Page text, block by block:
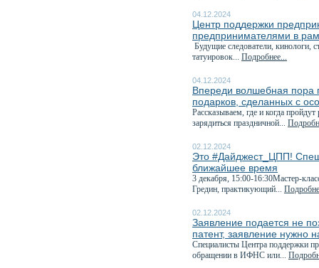
04.12.2024
Центр поддержки
предпринимателями в
Будущие следователи, кинологи,
татуировок... Подробнее...
04.12.2024
Впереди волшебная пора
подарков, сделанных с
Рассказываем, где и когда
зарядиться праздничной...
02.12.2024
Это #Дайджест_ЦПП!
ближайшее время
3 декабря, 15:00-16:30Мастер-
Гредин, практикующий...
02.12.2024
Заявление подается не
патент, заявление нужно
Специалисты Центра поддержки
обращении в ИФНС или...